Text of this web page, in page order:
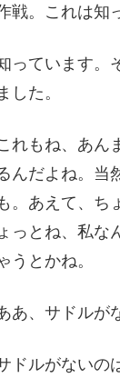
戦。これは知
っています
した。
れもね、あ
んだよね。当
。あえて、ち
っとね、私
うとかね。
あ、サドルが
ドルがない